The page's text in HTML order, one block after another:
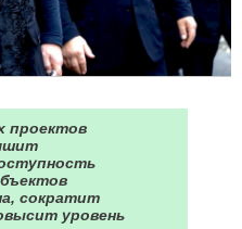
проектов
сократит
уровень